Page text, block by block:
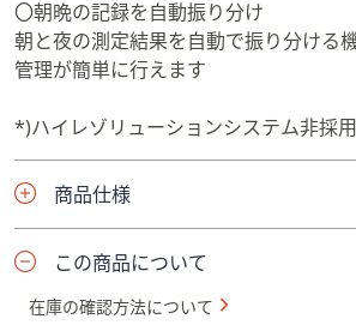
〇朝晩の記録を自動振り分け
朝と夜の測定結果を自動で振り分ける
管理が簡単に行えます
*)ハイレゾリューションシステム非採
商品仕様
この商品について
在庫の確認方法について